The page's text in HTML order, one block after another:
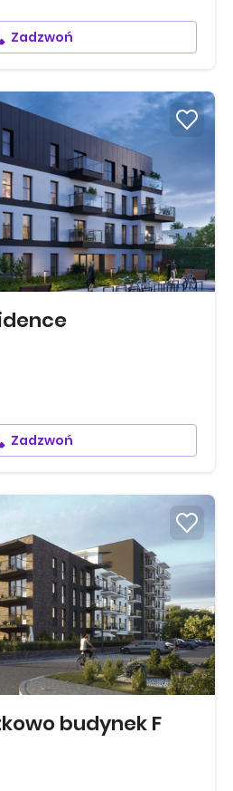
Zadzwoń
Zadzwoń
budynek F